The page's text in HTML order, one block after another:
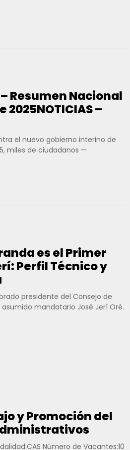
– Resumen Nacional
2025NOTICIAS –
el nuevo gobierno interino de
miles de ciudadanos —
es el Primer
Perfil Técnico y
presidente del Consejo de
mandatario José Jerí Oré.
y Promoción del
Número de Vacantes:10